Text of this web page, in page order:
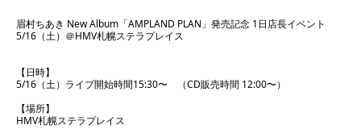
眉村ちあき New Album「AMPLAND PLAN」発売記念 1日店長イベント
5/16（土）＠HMV札幌ステラプレイス
【日時】
5/16（土）ライブ開始時間15:30〜 （CD販売時間 12:00〜）
【場所】
HMV札幌ステラプレイス